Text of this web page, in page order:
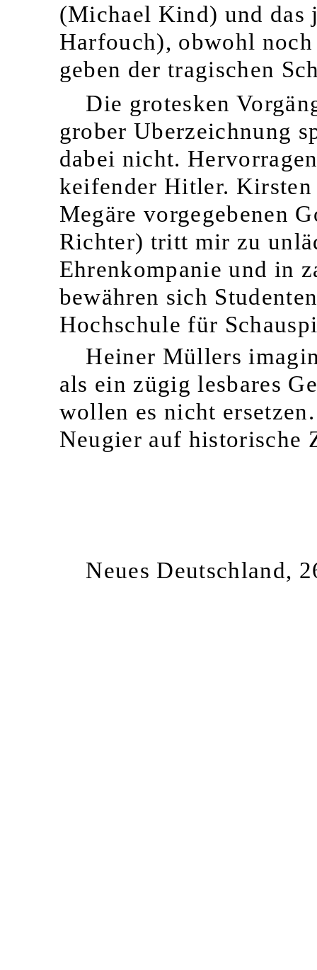
(Michael Kind) und das
Harfouch), obwohl
geben der tragischen
Die grotesken
grober Uberzeichnung
dabei nicht.
keifender Hitler.
Megäre vorgegebenen
Richter) tritt mir zu
Ehrenkompanie und in
bewähren sich
Hochschule für
Heiner Müllers
als ein zügig lesbares
wollen es nicht
Neugier auf historische
Neues Deutschland,